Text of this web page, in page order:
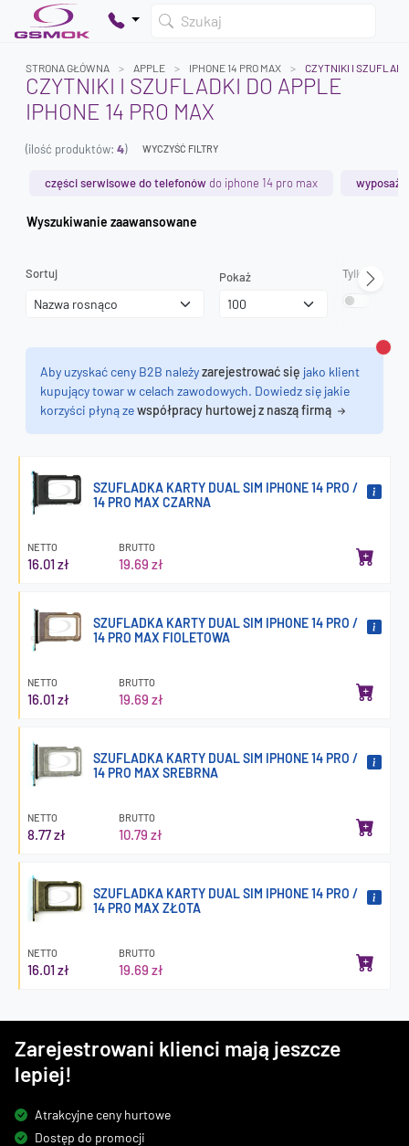
Szukaj
Dodaj produkty, aby kontynuować.
STRONA GŁÓWNA APPLE IPHONE 14 PRO MAX CZYTNIKI I
CZYTNIKI I SZUFLADKI DO APPLE
IPHONE 14 PRO MAX
(ilość produktów: 4) WYCZYŚĆ FILTRY
części serwisowe do telefonów do iphone 14 pro max
Wyszukiwanie zaawansowane
Sortuj Pokaż Tylko
Aby uzyskać ceny B2B należyzarejestrować się jako klient
kupujący towar w celach zawodowych. Dowiedz się jakie
korzyści płyną zewspółpracy hurtowej z naszą firmą
SZUFLADKA KARTY DUAL SIM IPHONE 14 PRO /
14 PRO MAX CZARNA
NETTO
16.01 zł
BRUTTO
19.69 zł
SZUFLADKA KARTY DUAL SIM IPHONE 14 PRO /
14 PRO MAX FIOLETOWA
NETTO
16.01 zł
BRUTTO
19.69 zł
SZUFLADKA KARTY DUAL SIM IPHONE 14 PRO /
14 PRO MAX SREBRNA
NETTO
8.77 zł
BRUTTO
10.79 zł
SZUFLADKA KARTY DUAL SIM IPHONE 14 PRO /
14 PRO MAX ZŁOTA
NETTO
16.01 zł
BRUTTO
19.69 zł
Zarejestrowani klienci mają jeszcze
lepiej!
Atrakcyjne ceny hurtowe
Dostęp do promocji